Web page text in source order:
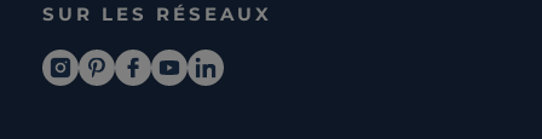
SUR LES RÉSEAUX